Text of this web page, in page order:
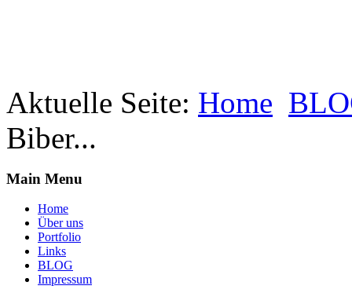
Aktuelle Seite: Home
Biber...
Main Menu
Home
Über uns
Portfolio
Links
BLOG
Impressum